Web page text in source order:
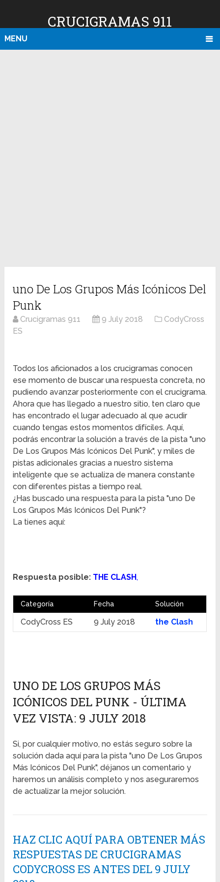
CRUCIGRAMAS 911
MENU
uno De Los Grupos Más Icónicos Del
Punk
Crucigramas 911 9 July 2018
CodyCross
ES
Todos los aficionados a los crucigramas conocen
ese momento de buscar una respuesta concreta, no
pudiendo avanzar posteriormente con el crucigrama.
Ahora que has llegado a nuestro sitio, ten claro que
has encontrado el lugar adecuado al que acudir
cuando tengas estos momentos difíciles. Aquí,
podrás encontrar la solución a través de la pista "uno
De Los Grupos Más Icónicos Del Punk", y miles de
pistas adicionales gracias a nuestro sistema
inteligente que se actualiza de manera constante
con diferentes pistas a tiempo real.
¿Has buscado una respuesta para la pista "uno De
Los Grupos Más Icónicos Del Punk"?
La tienes aquí:
Respuesta posible: THE CLASH,
Categoría Fecha Solución
CodyCross ES 9 July 2018 the Clash
UNO DE LOS GRUPOS MÁS
ICÓNICOS DEL PUNK - ÚLTIMA
VEZ VISTA: 9 JULY 2018
Si, por cualquier motivo, no estás seguro sobre la
solución dada aquí para la pista "uno De Los Grupos
Más Icónicos Del Punk", déjanos un comentario y
haremos un análisis completo y nos aseguraremos
de actualizar la mejor solución.
HAZ CLIC AQUÍ PARA OBTENER MÁS
RESPUESTAS DE CRUCIGRAMAS
CODYCROSS ES ANTES DEL 9 JULY